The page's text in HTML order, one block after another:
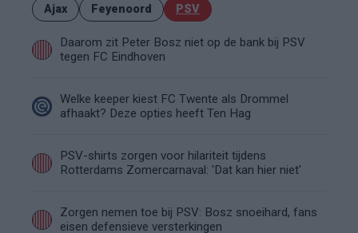
Ajax Feyenoord PSV
Daarom zit Peter Bosz niet op de bank bij PSV
tegen FC Eindhoven
Welke keeper kiest FC Twente als Drommel
afhaakt? Deze opties heeft Ten Hag
PSV-shirts zorgen voor hilariteit tijdens
Rotterdams Zomercarnaval: 'Dat kan hier niet'
Zorgen nemen toe bij PSV: Bosz snoeihard, fans
eisen defensieve versterkingen